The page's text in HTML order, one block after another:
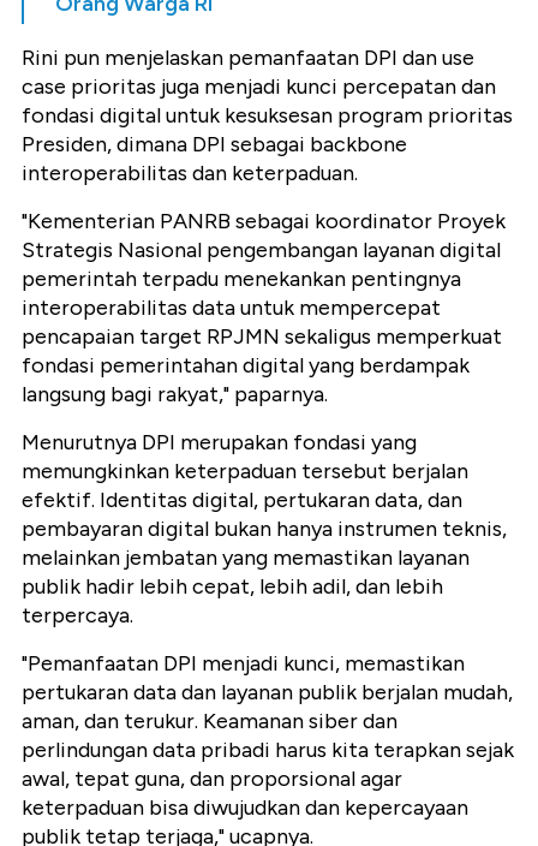
Rini pun menjelaskan pemanfaatan DPI dan use
case prioritas juga menjadi kunci percepatan dan
fondasi digital untuk kesuksesan program prioritas
Presiden, dimana DPI sebagai backbone
interoperabilitas dan keterpaduan.
"Kementerian PANRB sebagai koordinator Proyek
Strategis Nasional pengembangan layanan digital
pemerintah terpadu menekankan pentingnya
interoperabilitas data untuk mempercepat
pencapaian target RPJMN sekaligus memperkuat
fondasi pemerintahan digital yang berdampak
langsung bagi rakyat," paparnya.
Menurutnya DPI merupakan fondasi yang
memungkinkan keterpaduan tersebut berjalan
efektif. Identitas digital, pertukaran data, dan
pembayaran digital bukan hanya instrumen teknis,
melainkan jembatan yang memastikan layanan
publik hadir lebih cepat, lebih adil, dan lebih
terpercaya.
"Pemanfaatan DPI menjadi kunci, memastikan
pertukaran data dan layanan publik berjalan mudah,
aman, dan terukur. Keamanan siber dan
perlindungan data pribadi harus kita terapkan sejak
awal, tepat guna, dan proporsional agar
keterpaduan bisa diwujudkan dan kepercayaan
publik tetap terjaga," ucapnya.